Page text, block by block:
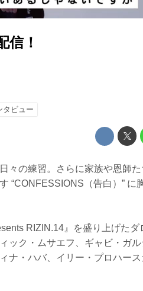
信！
タビュー
々の練習。さらに家族や恩師
“CONFESSIONS（告白）” に
RIZIN.14』を盛り上げたダ
ック・ムサエフ、ギャビ・ガル
ナ・ハバ、イリー・プロハース